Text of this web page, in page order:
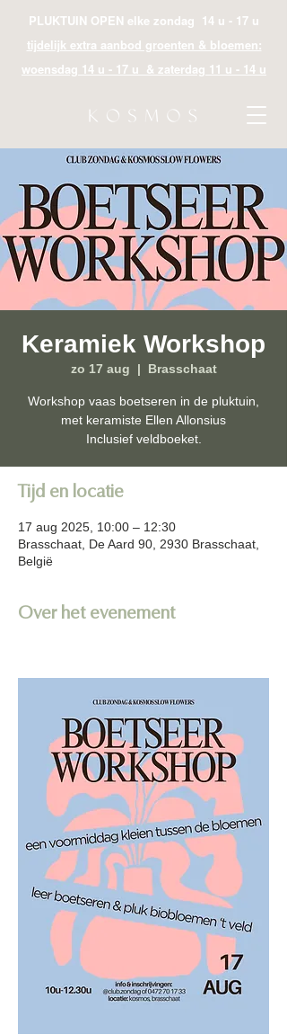
PLUKTUIN OPEN elke zondag 14 u - 17 u
tijdelijk extra aanbod groenten & bloemen:
woensdag 14 u - 17 u & zaterdag 11 u - 14 u
Keramiek Workshop
zo 17 aug
  |
Brasschaat
Workshop vaas boetseren in de pluktuin,
met keramiste Ellen Allonsius
Inclusief veldboeket.
Tijd en locatie
17 aug 2025, 10:00 – 12:30
Brasschaat, De Aard 90, 2930 Brasschaat,
België
Over het evenement